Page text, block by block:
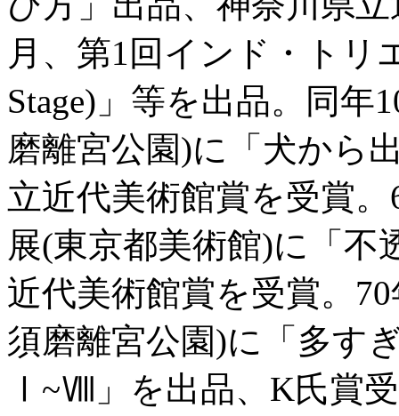
月、第1回インド・ト
Stage)」等を出品。同年
磨離宮公園)に「犬から
立近代美術館賞を受賞
展(東京都美術館)に「不
近代美術館賞を受賞。
須磨離宮公園)に「多す
Ⅰ~Ⅷ」を出品、K氏賞